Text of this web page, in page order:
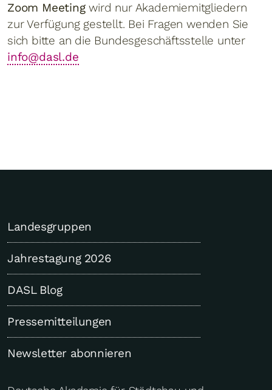
Zoom Meetingwird nur Akademiemitgliedern
zur Verfügung gestellt. Bei Fragen wenden Sie
sich bitte an die Bundesgeschäftsstelle unter
info@dasl.de
Landesgruppen
Jahrestagung 2026
DASL Blog
Pressemitteilungen
Newsletter abonnieren